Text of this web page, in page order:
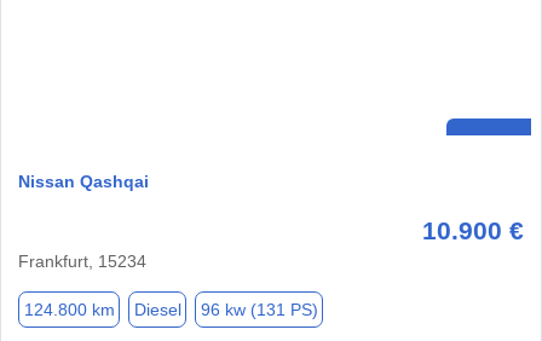
Nissan Qashqai
10.900 €
Frankfurt, 15234
124.800 km Diesel 96 kw (131 PS)